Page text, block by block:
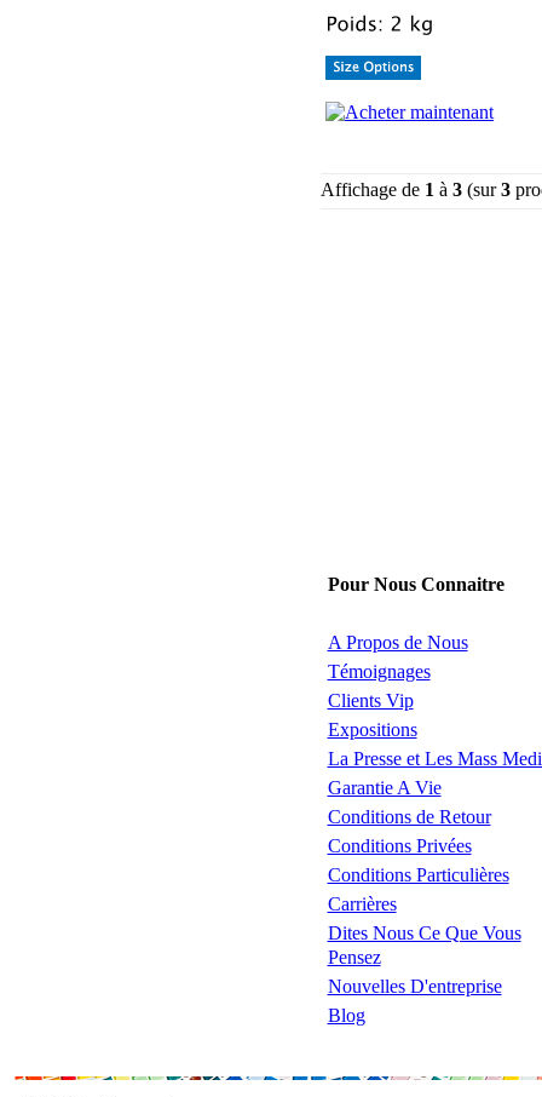
Affichage de 1 à 3 (sur3
Pour Nous Connaitre
A Propos de Nous
Témoignages
Clients Vip
Expositions
La Presse et Les Mass
Garantie A Vie
Conditions de Retour
Conditions Privées
Conditions Particulières
Carrières
Dites Nous Ce Que Vous
Pensez
Nouvelles D'entreprise
Blog